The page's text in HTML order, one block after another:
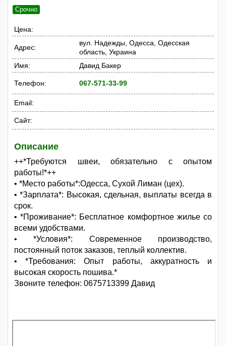
Срочно
Цена:
Адрес:
вул. Надежды, Одесса, Одесская
область, Украина
Имя:
Давид Бакер
Телефон: 067-571-33-99
Email:
Сайт:
Описание
++*Требуются швеи, обязательно с опытом
работы!*++
• *Место работы*:Одесса, Сухой Лиман (цех).
• *Зарплата*: Высокая, сдельная, выплаты всегда в
срок.
• *Проживание*: Бесплатное комфортное жилье со
всеми удобствами.
• *Условия*: Современное производство,
постоянный поток заказов, теплый коллектив.
• *Требования: Опыт работы, аккуратность и
высокая скорость пошива.*
Звоните телефон: 0675713399 Давид